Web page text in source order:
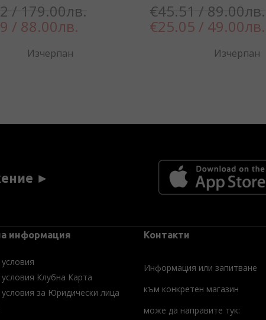
/ 179.00лв.
/ 88.00лв.
Изчерпан
€45.51 / 89.00лв.
€25.05 / 49.00лв.
Изчерпан
►
информация
Клубна Карта
за Юридически лица
Контакти
Информация или запитване
към конкретен магазин
може да направите тук: